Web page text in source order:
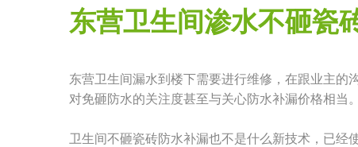
东营卫生间渗水不砸瓷
东营卫生间漏水到楼下需要进行维修，在跟业主的
对免砸防水的关注度甚至与关心防水补漏价格相当。
卫生间不砸瓷砖防水补漏也不是什么新技术，已经